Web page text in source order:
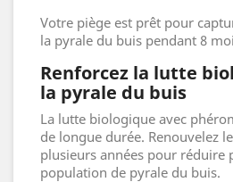
Votre piège est prêt pour
la pyrale du buis pendant 8
Renforcez la lutte
la pyrale du buis
La lutte biologique avec
de longue durée. Renouvelez
plusieurs années pour réduire
population de pyrale du buis.